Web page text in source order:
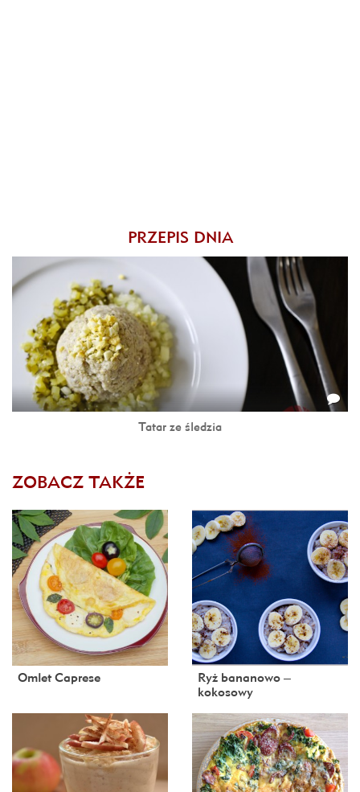
PRZEPIS DNIA
Tatar ze śledzia
ZOBACZ TAKŻE
Omlet Caprese
Ryż bananowo –
kokosowy